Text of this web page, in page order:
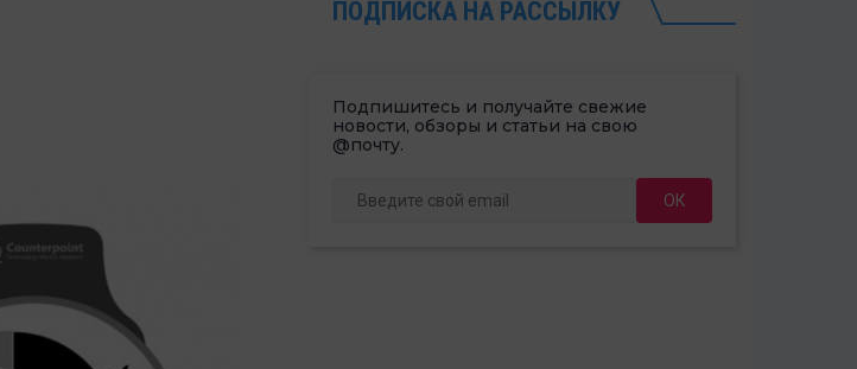
ПОДПИСКА НА РАССЫЛКУ
Подпишитесь и получайте свежие
новости, обзоры и статьи на свою
@почту.
ОК